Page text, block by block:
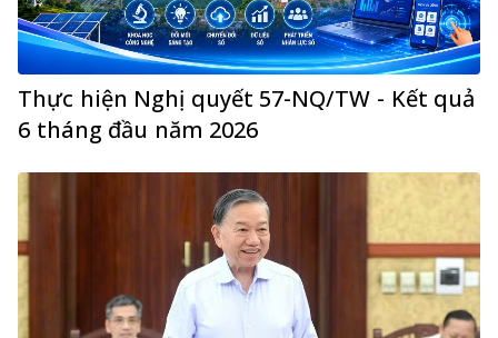
Thực hiện Nghị quyết 57-NQ/TW - Kết quả
6 tháng đầu năm 2026